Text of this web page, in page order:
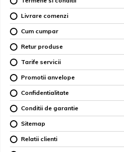
Livrare comenzi
Cum cumpar
Retur produse
Tarife servicii
Promotii anvelope
Confidentialitate
Conditii de garantie
Sitemap
Relatii clienti